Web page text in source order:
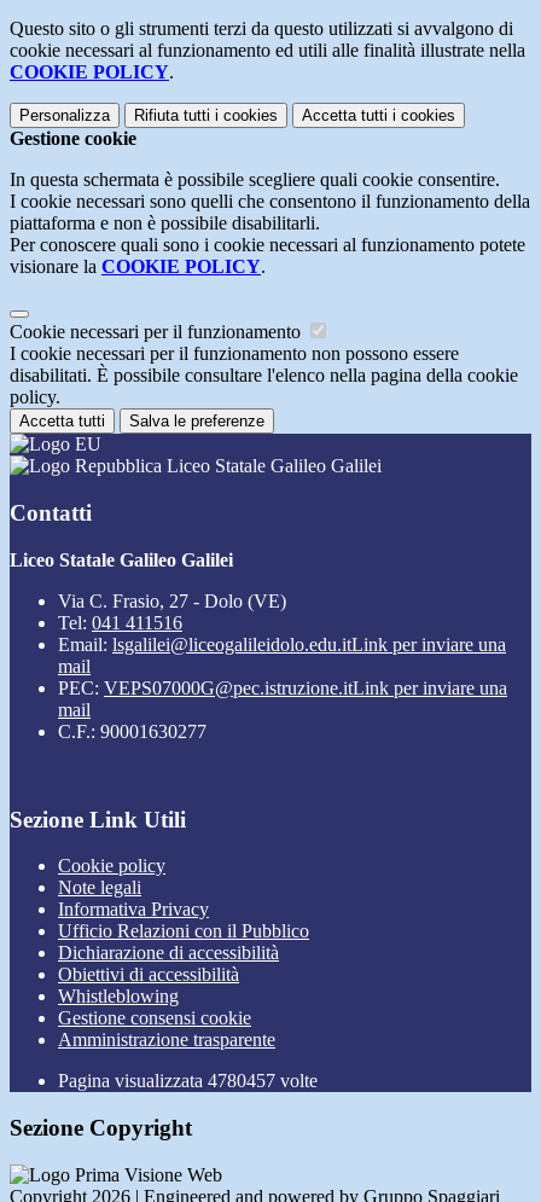
Questo sito o gli strumenti terzi da questo utilizzati si avvalgono di
cookie necessari al funzionamento ed utili alle finalità illustrate nella
COOKIE POLICY.
Personalizza Rifiuta tutti i cookies Accetta tutti i cookies
Gestione cookie
In questa schermata è possibile scegliere quali cookie consentire.
I cookie necessari sono quelli che consentono il funzionamento della
piattaforma e non è possibile disabilitarli.
Per conoscere quali sono i cookie necessari al funzionamento potete
visionare la COOKIE POLICY.
Cookie necessari per il funzionamento
I cookie necessari per il funzionamento non possono essere
disabilitati. È possibile consultare l'elenco nella pagina della cookie
policy.
Accetta tutti Salva le preferenze
Liceo Statale Galileo Galilei
Contatti
Liceo Statale Galileo Galilei
Via C. Frasio, 27 - Dolo (VE)
Tel: 041 411516
Email: lsgalilei@liceogalileidolo.edu.itLink per inviare una
mail
PEC: VEPS07000G@pec.istruzione.itLink per inviare una
mail
C.F.: 90001630277
Sezione Link Utili
Cookie policy
Note legali
Informativa Privacy
Ufficio Relazioni con il Pubblico
Dichiarazione di accessibilità
Obiettivi di accessibilità
Whistleblowing
Gestione consensi cookie
Amministrazione trasparente
Pagina visualizzata 4780457 volte
Sezione Copyright
Copyright 2026 | Engineered and powered by Gruppo Spaggiari